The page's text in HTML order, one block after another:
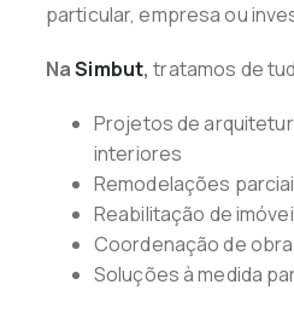
particular, empresa ou
NaSimbut,tratamos de
Projetos de
interiores
Remodelações
Reabilitação de
Coordenação de
Soluções à medida